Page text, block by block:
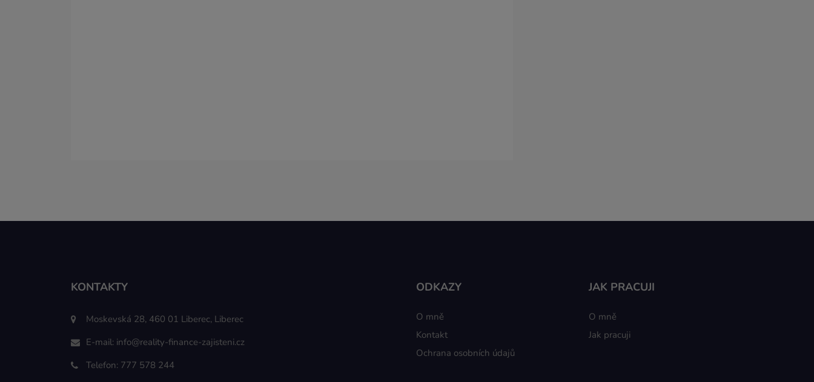
KONTAKTY
Moskevská 28, 460 01 Liberec, Liberec
E-mail: info@reality-finance-zajisteni.cz
Telefon: 777 578 244
ODKAZY
O mně
Kontakt
Ochrana osobních údajů
JAK PRACUJI
O mně
Jak pracuji